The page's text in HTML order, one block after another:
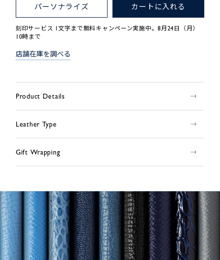
パーソナライズ カートに入れる
刻印サービス 1文字まで無料キャンペーン実施中。8月24日（月）
10時まで
店舗在庫を調べる
Product Details
Leather Type
Gift Wrapping